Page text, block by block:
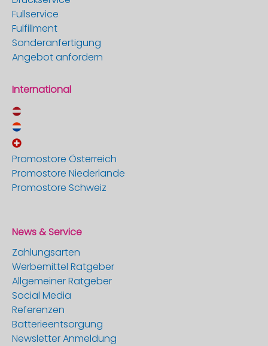
Fullservice
Fulfillment
Sonderanfertigung
Angebot anfordern
International
Promostore Österreich
Promostore Niederlande
Promostore Schweiz
News & Service
Zahlungsarten
Werbemittel Ratgeber
Allgemeiner Ratgeber
Social Media
Referenzen
Batterieentsorgung
Newsletter Anmeldung